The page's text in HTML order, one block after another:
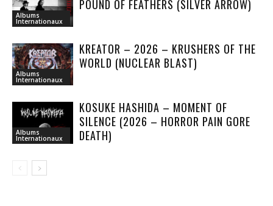
Albums
Internationaux
POUND OF FEATHERS (SILVER ARROW)
Albums
Internationaux
KREATOR – 2026 – KRUSHERS OF THE
WORLD (NUCLEAR BLAST)
Albums
Internationaux
KOSUKE HASHIDA – MOMENT OF
SILENCE (2026 – HORROR PAIN GORE
DEATH)